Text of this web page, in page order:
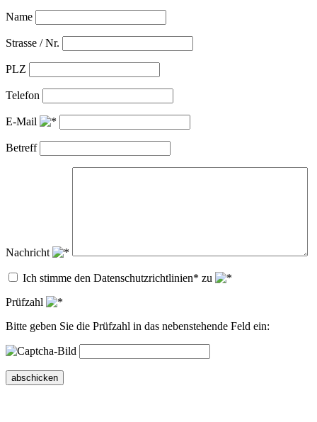
Name
Strasse / Nr.
PLZ
Telefon
E-Mail
Betreff
Nachricht
Ich stimme den Datenschutzrichtlinien* zu
Prüfzahl
Bitte geben Sie die Prüfzahl in das nebenstehende Feld ein:
abschicken